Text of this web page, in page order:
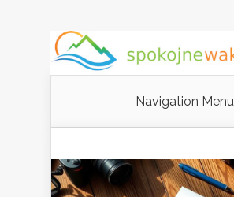
Navigation Menu